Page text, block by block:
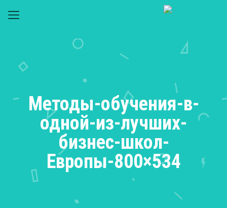
Методы-обучения-в-
одной-из-лучших-
бизнес-школ-
Европы-800×534